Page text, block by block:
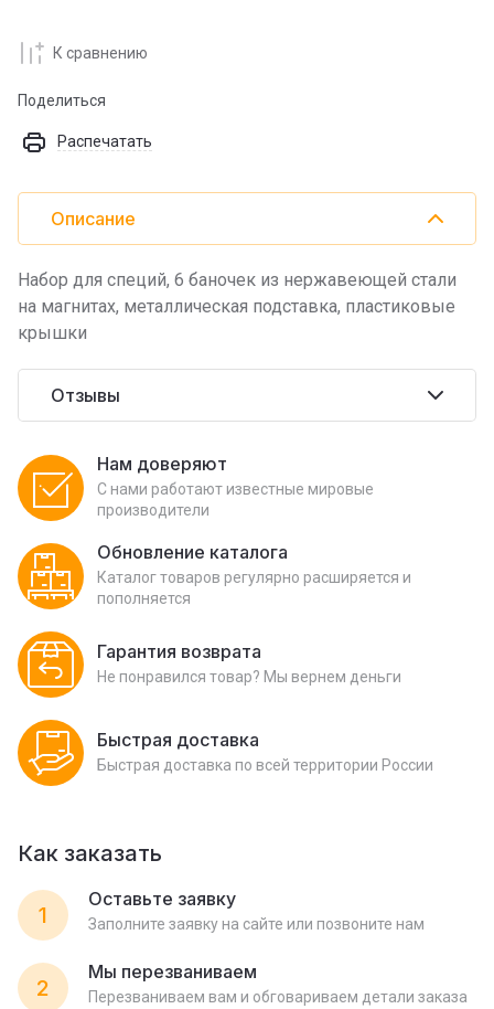
К сравнению
Поделиться
Распечатать
Описание
Набор для специй, 6 баночек из нержавеющей стали
на магнитах, металлическая подставка, пластиковые
крышки
Отзывы
Нам доверяют
С нами работают известные мировые
производители
Обновление каталога
Каталог товаров регулярно расширяется и
пополняется
Гарантия возврата
Не понравился товар? Мы вернем деньги
Быстрая доставка
Быстрая доставка по всей территории России
Как заказать
1
Оставьте заявку
Заполните заявку на сайте или позвоните нам
2
Мы перезваниваем
Перезваниваем вам и обговариваем детали заказа